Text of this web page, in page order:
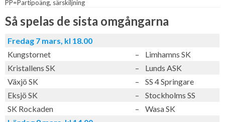
PP=Partipoäng, särskiljning
Så spelas de sista omgångarna
Fredag 7 mars, kl 18.00
Kungstornet
–
Limhamns SK
Kristallens SK
–
Lunds ASK
Växjö SK
–
SS 4 Springare
Eksjö SK
–
Stockholms SS
SK Rockaden
–
Wasa SK